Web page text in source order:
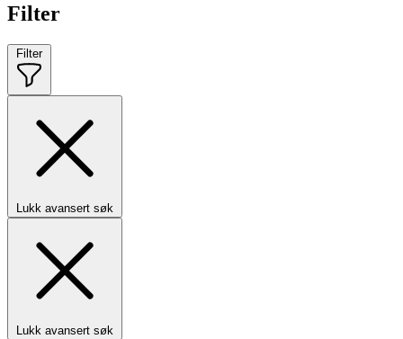
Filter
Filter
Lukk avansert søk
Lukk avansert søk